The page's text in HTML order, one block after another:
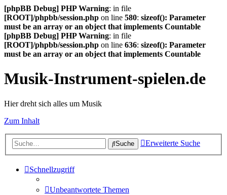
[phpBB Debug] PHP Warning: in file
[ROOT]/phpbb/session.php on line 580: sizeof(): Parameter
must be an array or an object that implements Countable
[phpBB Debug] PHP Warning: in file
[ROOT]/phpbb/session.php on line 636: sizeof(): Parameter
must be an array or an object that implements Countable
Musik-Instrument-spielen.de
Hier dreht sich alles um Musik
Zum Inhalt
Suche Erweiterte Suche
Schnellzugriff
Unbeantwortete Themen